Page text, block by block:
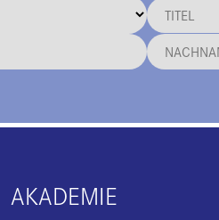
AKADEMIE